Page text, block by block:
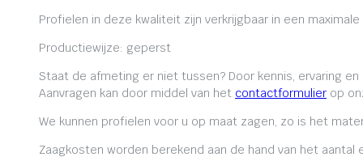
Profielen in deze kwaliteit zijn verkrijgbaar in een
Productiewijze: geperst
Staat de afmeting er niet tussen? Door kennis, ervaring
Aanvragen kan door middel van het contactformulier op
We kunnen profielen voor u op maat zagen, zo is het
Zaagkosten worden berekend aan de hand van het